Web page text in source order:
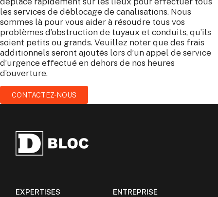
les services de déblocage de canalisations. Nous
sommes là pour vous aider à résoudre tous vos
problèmes d’obstruction de tuyaux et conduits, qu’ils
soient petits ou grands. Veuillez noter que des frais
additionnels seront ajoutés lors d’un appel de service
d’urgence effectué en dehors de nos heures
d’ouverture.
CONTACTEZ-NOUS
EXPERTISES ENTREPRISE